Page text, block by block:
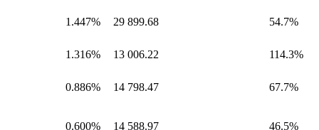
1.447% 29 899.68 54.7%
1.316% 13 006.22 114.3%
0.886% 14 798.47 67.7%
0.600% 14 588.97 46.5%